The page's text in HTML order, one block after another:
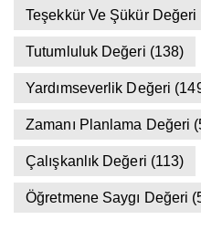
Teşekkür Ve Şükür Değeri
Tutumluluk Değeri (138)
Yardımseverlik Değeri
Zamanı Planlama Değeri
Çalışkanlık Değeri (113)
Öğretmene Saygı Değeri